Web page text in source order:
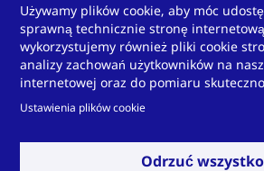
Skontaktuj się z
Używamy plików cookie, aby móc
sprawną technicznie stronę
wykorzystujemy również pliki cookie
analizy zachowań użytkowników na
internetowej oraz do pomiaru
Ustawienia plików cookie
Odrzuć wszystko